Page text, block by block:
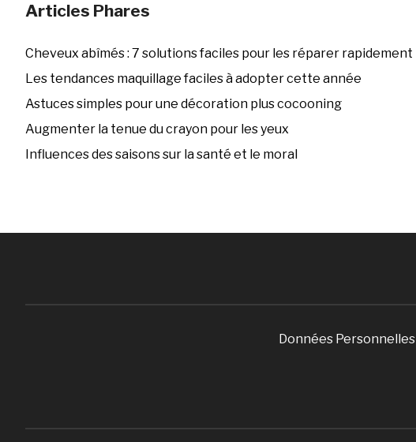
Articles Phares
Cheveux abîmés : 7 solutions faciles pour les réparer rapidement
Les tendances maquillage faciles à adopter cette année
Astuces simples pour une décoration plus cocooning
Augmenter la tenue du crayon pour les yeux
Influences des saisons sur la santé et le moral
Données Personnelles